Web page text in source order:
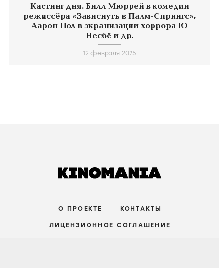
Кастинг дня. Билл Мюррей в комедии
режиссёра «Зависнуть в Палм-Спрингс»,
Аарон Пол в экранизации хоррора Ю
Несбё и др.
12 февраля 2025
О ПРОЕКТЕ КОНТАКТЫ
ЛИЦЕНЗИОННОЕ СОГЛАШЕНИЕ